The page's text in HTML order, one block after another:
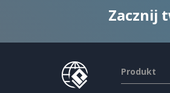
Zacznij
Produkt